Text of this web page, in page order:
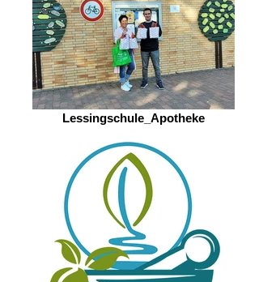
Lessingschule_Apotheke